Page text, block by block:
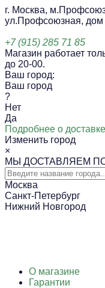
г. Москва,
ул.Профсоюзная, дом
+7 (915) 285 71 85
Магазин работает
до 20-00.
Ваш город:
Ваш город
?
Нет
Да
Подробнее о доставке
Изменить город
×
МЫ ДОСТАВЛЯЕМ
Москва
Санкт-Петербург
Нижний Новгород
О магазине
Гарантии